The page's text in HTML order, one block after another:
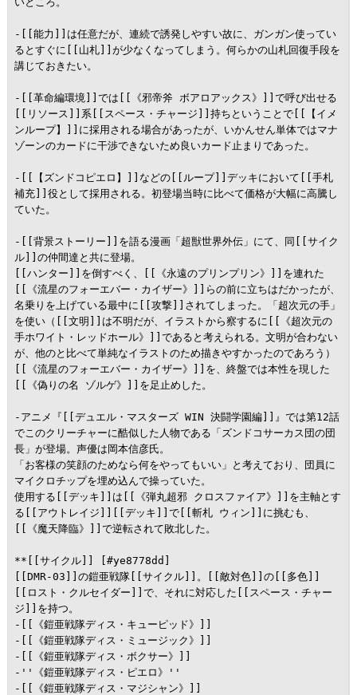
-[[能力]]は任意だが、連続で誘発しやすい故に、ガンガン使ってい
るとすぐに[[山札]]が少なくなってしまう。何らかの山札回復手段を
講じておきたい。
-[[革命編環境]]では[[《邪帝斧 ボアロアックス》]]で呼び出せる
[[リソース]]系[[スペース・チャージ]]持ちということで[[【イメ
ンループ】]]に採用される場合があったが、いかんせん単体ではマナ
ゾーンのカードに干渉できないため良いカード止まりであった。
-[[【ズンドコピエロ】]]などの[[ループ]]デッキにおいて[[手札
補充]]役として採用される。初登場当時に比べて価格が大幅に高騰し
ていた。
-[[背景ストーリー]]を語る漫画「超獣世界外伝」にて、同[[サイク
ル]]の仲間達と共に登場。
[[ハンター]]を倒すべく、[[《永遠のプリンプリン》]]を連れた
[[《流星のフォーエバー・カイザー》]]らの前に立ちはだかったが、
名乗りを上げている最中に[[攻撃]]されてしまった。「超次元の手」
を使い（[[文明]]は不明だが、イラストから察するに[[《超次元の
手ホワイト・レッドホール》]]であると考えられる。文明が合わない
が、他のと比べて単純なイラストのため描きやすかったのであろう）
[[《流星のフォーエバー・カイザー》]]を、終盤では本性を現した
[[《偽りの名 ゾルゲ》]]を足止めした。
-アニメ『[[デュエル・マスターズ WIN 決闘学園編]]』では第12話
でこのクリーチャーに酷似した人物である「ズンドコサーカス団の団
長」が登場。声優は岡本信彦氏。
「お客様の笑顔のためなら何をやってもいい」と考えており、団員に
マイクロチップを埋め込んで操っていた。
使用する[[デッキ]]は[[《弾丸超邪 クロスファイア》]]を主軸とす
る[[アウトレイジ]][[デッキ]]で[[斬札 ウィン]]に挑むも、
[[《魔天降臨》]]で逆転されて敗北した。
**[[サイクル]] [#ye8778dd]
[[DMR-03]]の鎧亜戦隊[[サイクル]]。[[敵対色]]の[[多色]]
[[ロスト・クルセイダー]]で、それに対応した[[スペース・チャー
ジ]]を持つ。
-[[《鎧亜戦隊ディス・キューピッド》]]
-[[《鎧亜戦隊ディス・ミュージック》]]
-[[《鎧亜戦隊ディス・ボクサー》]]
-''《鎧亜戦隊ディス・ピエロ》''
-[[《鎧亜戦隊ディス・マジシャン》]]